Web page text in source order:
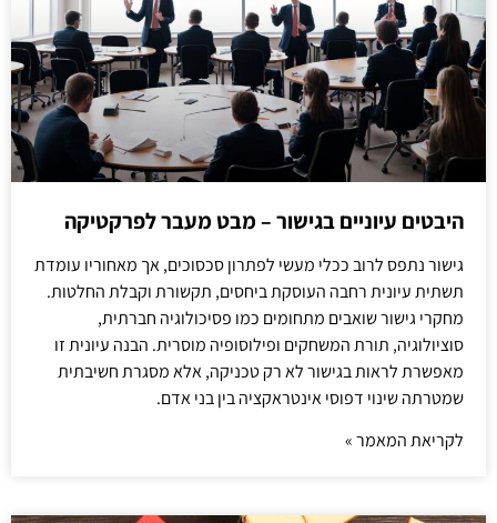
היבטים עיוניים בגישור – מבט מעבר לפרקטיקה
גישור נתפס לרוב ככלי מעשי לפתרון סכסוכים, אך מאחוריו עומדת
תשתית עיונית רחבה העוסקת ביחסים, תקשורת וקבלת החלטות.
מחקרי גישור שואבים מתחומים כמו פסיכולוגיה חברתית,
סוציולוגיה, תורת המשחקים ופילוסופיה מוסרית. הבנה עיונית זו
מאפשרת לראות בגישור לא רק טכניקה, אלא מסגרת חשיבתית
שמטרתה שינוי דפוסי אינטראקציה בין בני אדם.
לקריאת המאמר »